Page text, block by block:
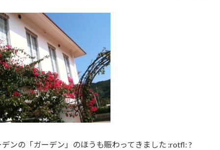
デンの「ガーデン」のほうも賑わってきました :rotfl: ?